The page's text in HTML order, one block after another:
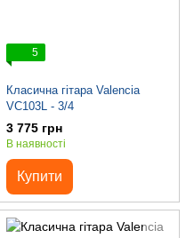
5
Класична гітара Valencia
VC103L - 3/4
3 775 грн
В наявності
Купити